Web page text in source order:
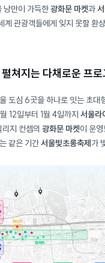
낭만이 가득한광화문 마켓과
쳐지는 다채로운 프로
도심 6곳을 하나로 잇는 초대
12일부터 1월 4일까지 서울라
지 컨셉의 광화문 마켓이 운
청계천과 우이천에서는 같은 기간서울빛초롱축제가